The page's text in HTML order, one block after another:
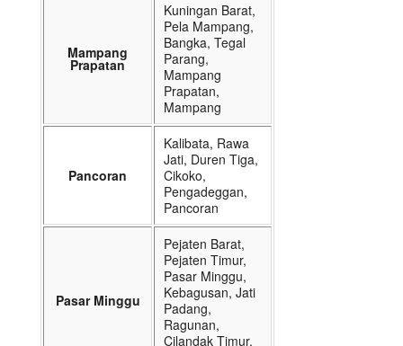
Mampang
Prapatan
Kuningan Barat,
Pela Mampang,
Bangka, Tegal
Parang,
Mampang
Prapatan,
Mampang
Pancoran
Kalibata, Rawa
Jati, Duren Tiga,
Cikoko,
Pengadeggan,
Pancoran
Pasar Minggu
Pejaten Barat,
Pejaten Timur,
Pasar Minggu,
Kebagusan, Jati
Padang,
Ragunan,
Cilandak Timur,